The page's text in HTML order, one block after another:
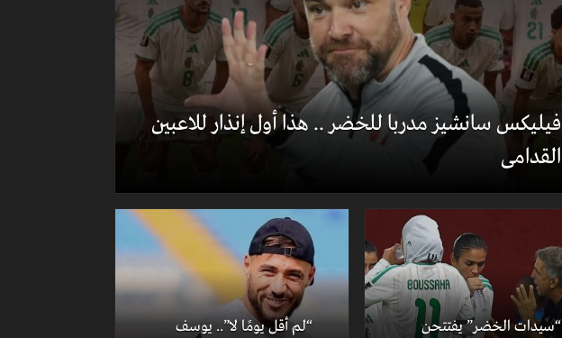
فيليكس سانشيز مدربا للخضر .. هذا أول إنذار للاعبين
القدامى
“سيدات الخضر” يفتتحن
“لم أقل يومًا لا”.. يوسف